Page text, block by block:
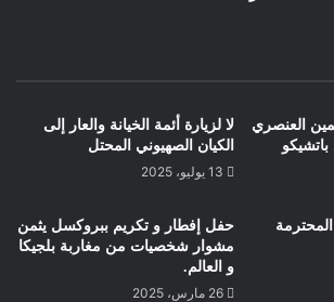
العنصري
لا لزيارة أئمة الخيانة والعار إلى
الكيان الصهيوني المحتل
13 يوليو، 2025
المحترمة
حفل إفطار و تكريم ببروكسل يثمن
مشوار شخصيات من مغاربة بلجيكا
و العالم.
26 مارس، 2025